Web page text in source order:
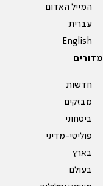
המייל האדום
עברית
English
מדורים
חדשות
מבזקים
ביטחוני
פוליטי-מדיני
בארץ
בעולם